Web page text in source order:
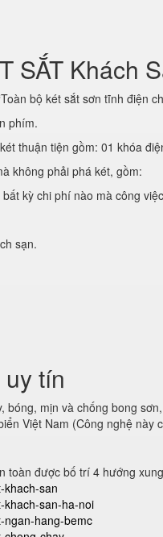
SẮT Khách
bộ két sắt sơn tĩnh điện
phím.
thuận tiện gồm: 01 khóa
không phải phá két, gồm:
kỳ chi phí nào mà công
sạn.
tín
bóng, mịn và chống bong
Việt Nam (Công nghệ này
toàn được bố trí 4 hướng
khach-san
khach-san-ha-noi
ngan-hang-bemc